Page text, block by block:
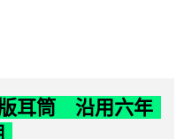
耳筒 沿用六年